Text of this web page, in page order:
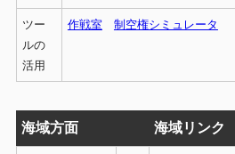
ツー
ルの
活用
作戦室 制空権シミュレータ
海域方面 海域リンク